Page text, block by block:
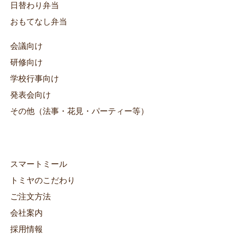
日替わり弁当
おもてなし弁当
会議向け
研修向け
学校行事向け
発表会向け
その他（法事・花見・パーティー等）
スマートミール
トミヤのこだわり
ご注文方法
会社案内
採用情報